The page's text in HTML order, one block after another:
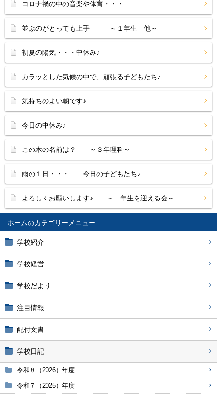
ホーム
学校紹介
学校経営
学校だより
注目情報
配付文書
学校日記
令和８（2026）年度
令和７（2025）年度
コロナ禍の中の音楽や体育・・・
並ぶのがとっても上手！ ～１年生 他～
初夏の陽気・・・中休み♪
カラッとした気候の中で、頑張る子どもたち♪
気持ちのよい朝です♪
今日の中休み♪
この木の名前は？ ～３年理科～
雨の１日・・・ 今日の子どもたち♪
よろしくお願いします♪ ～一年生を迎える会～